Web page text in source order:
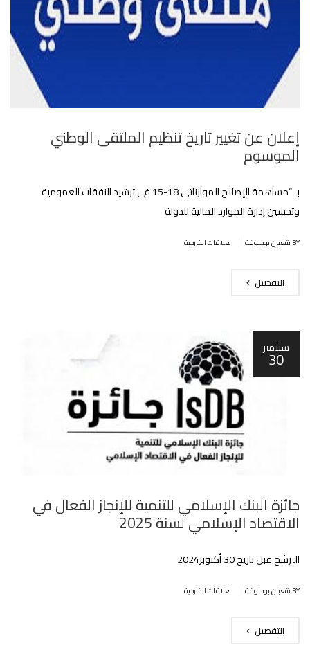
إعلان عن تغيير تاريخ تنظيم الملتقى الوطني
الموسوم
بـ “مساهمة الإصلاح الموازناتي 18-15 في ترشيد النفقات العمومية
وتحسين إدارة الموارد المالية للدولة
BY شعبان بوحلوفة العلاقات الخارجية
التفصيل
سبتمبر
30
جائزة البنك الإسلامي للتنمية للإنجاز الفعال في
الاقتصاد الإسلامي لسنة 2025‎
الترشح قبل تاريخ 30 أكتوبر2024
BY شعبان بوحلوفة العلاقات الخارجية
التفصيل